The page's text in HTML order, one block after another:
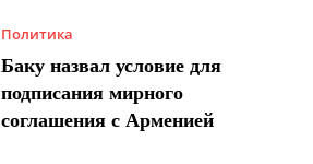
Политика
Баку назвал условие для
подписания мирного
соглашения с Арменией